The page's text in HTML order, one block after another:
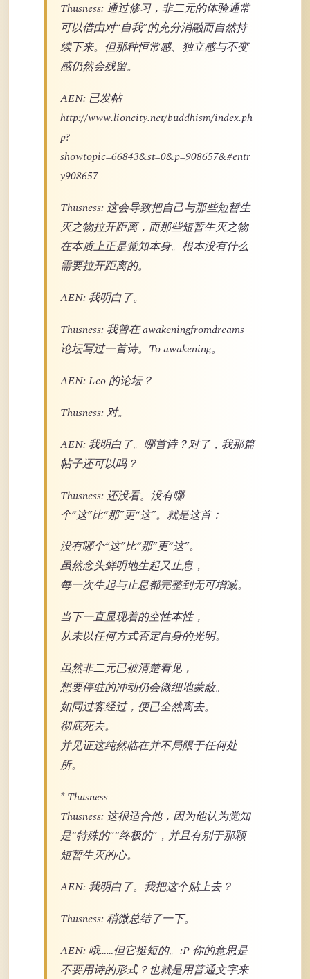
Thusness: 通过修习，非二元的体验通常
可以借由对“自我”的充分消融而自然持
续下来。但那种恒常感、独立感与不变
感仍然会残留。
AEN: 已发帖
http://www.lioncity.net/buddhism/index.ph
p?
showtopic=66843&st=0&p=908657&#entr
y908657
Thusness: 这会导致把自己与那些短暂生
灭之物拉开距离，而那些短暂生灭之物
在本质上正是觉知本身。根本没有什么
需要拉开距离的。
AEN: 我明白了。
Thusness: 我曾在 awakeningfromdreams
论坛写过一首诗。To awakening。
AEN: Leo 的论坛？
Thusness: 对。
AEN: 我明白了。哪首诗？对了，我那篇
帖子还可以吗？
Thusness: 还没看。没有哪
个“这”比“那”更“这”。就是这首：
没有哪个“这”比“那”更“这”。
虽然念头鲜明地生起又止息，
每一次生起与止息都完整到无可增减。
当下一直显现着的空性本性，
从未以任何方式否定自身的光明。
虽然非二元已被清楚看见，
想要停驻的冲动仍会微细地蒙蔽。
如同过客经过，便已全然离去。
彻底死去。
并见证这纯然临在并不局限于任何处
所。
* Thusness
Thusness: 这很适合他，因为他认为觉知
是“特殊的”“终极的”，并且有别于那颗
短暂生灭的心。
AEN: 我明白了。我把这个贴上去？
Thusness: 稍微总结了一下。
AEN: 哦……但它挺短的。:P 你的意思是
不要用诗的形式？也就是用普通文字来